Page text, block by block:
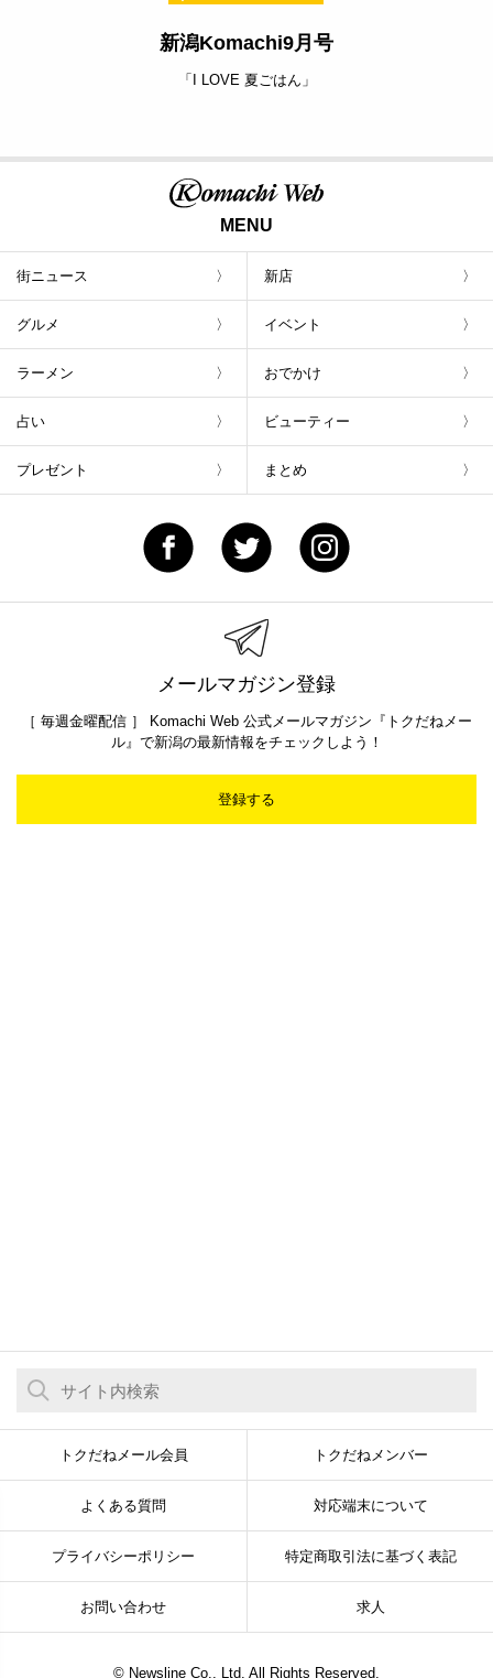
新潟Komachi9月号
「I LOVE 夏ごはん」
MENU
街ニュース 新店
グルメ イベント
ラーメン おでかけ
占い ビューティー
プレゼント まとめ
メールマガジン登録
［ 毎週金曜配信 ］ Komachi Web 公式メールマガジン『トクだねメー
ル』で新潟の最新情報をチェックしよう！
登録する
トクだねメール会員 トクだねメンバー
よくある質問 対応端末について
プライバシーポリシー 特定商取引法に基づく表記
お問い合わせ 求人
© Newsline Co., Ltd. All Rights Reserved.